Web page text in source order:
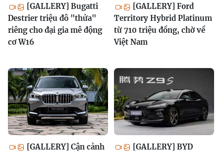
[GALLERY] Bugatti
Destrier triệu đô "thửa"
riêng cho đại gia mê động
cơ W16
[GALLERY] Ford
Territory Hybrid Platinum
từ 710 triệu đồng, chờ về
Việt Nam
[GALLERY] Cận cảnh
[GALLERY] BYD